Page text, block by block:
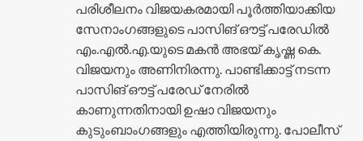
പരിശീലനം വിജയകരമായി പൂർത്തിയാക്കിയ
സേനാംഗങ്ങളുടെ പാസിങ് ഔട്ട് പരേഡിൽ
എം.എൽ.എ.യുടെ മകൻ അഭയ് കൃഷ്ണ കെ.
വിജയനും അണിനിരന്നു. പാണ്ടിക്കാട്ട് നടന്ന
പാസിങ് ഔട്ട് പരേഡ് നേരിൽ
കാണുന്നതിനായി ഉഷാ വിജയനും
കുടുംബാംഗങ്ങളും എത്തിയിരുന്നു. പോലീസ്